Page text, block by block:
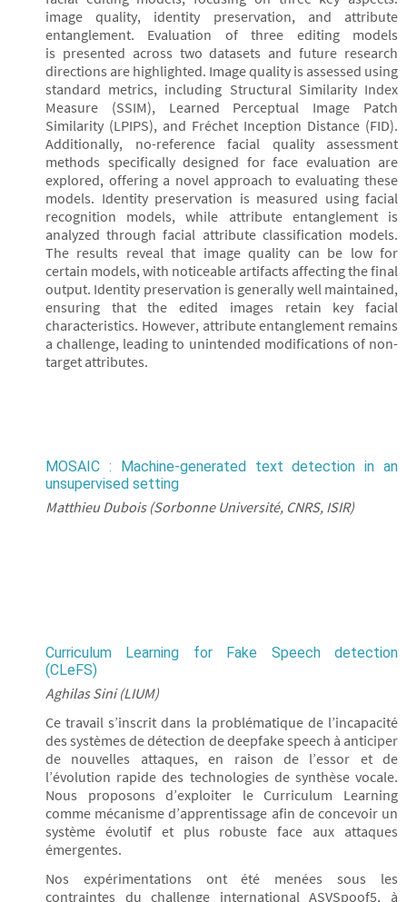
image quality, identity preservation, and attribute
entanglement. Evaluation of three editing models
is presented across two datasets and future research
directions are highlighted. Image quality is assessed using
standard metrics, including Structural Similarity Index
Measure (SSIM), Learned Perceptual Image Patch
Similarity (LPIPS), and Fréchet Inception Distance (FID).
Additionally, no-reference facial quality assessment
methods specifically designed for face evaluation are
explored, offering a novel approach to evaluating these
models. Identity preservation is measured using facial
recognition models, while attribute entanglement is
analyzed through facial attribute classification models.
The results reveal that image quality can be low for
certain models, with noticeable artifacts affecting the final
output. Identity preservation is generally well maintained,
ensuring that the edited images retain key facial
characteristics. However, attribute entanglement remains
a challenge, leading to unintended modifications of non-
target attributes.
MOSAIC : Machine-generated text detection in an
unsupervised setting
Matthieu Dubois (Sorbonne Université, CNRS, ISIR)
Curriculum Learning for Fake Speech detection
(CLeFS)
Aghilas Sini (LIUM)
Ce travail s’inscrit dans la problématique de l’incapacité
des systèmes de détection de deepfake speech à anticiper
de nouvelles attaques, en raison de l’essor et de
l’évolution rapide des technologies de synthèse vocale.
Nous proposons d’exploiter le Curriculum Learning
comme mécanisme d’apprentissage afin de concevoir un
système évolutif et plus robuste face aux attaques
émergentes.
Nos expérimentations ont été menées sous les
contraintes du challenge international ASVSpoof5, à